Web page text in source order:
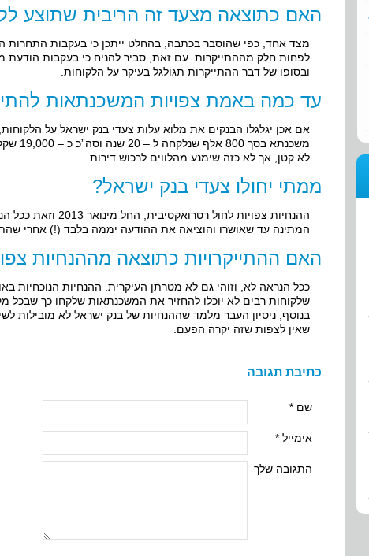
האם כתוצאה מצעד זה הריבית שתוצע
מצד אחד, כפי שהוסבר בכתבה, בהחלט ייתכן כי בעקבות התחרות
לפחות חלק מההתייקרות. עם זאת, סביר להניח כי בעקבות הודעת
ובסופו של דבר ההתייקרות תגולגל בעיקר על הלקוחות.
עד כמה באמת צפויות המשכנתאות
לא קטן, אך לא כזה שימנע מהלווים לרכוש דירות.
ממתי יחולו צעדי בנק ישראל?
ההנחיות צפויות לחול
המתינה עד שאושרו והוציאה את ההודעה יממה בלבד (!) אחרי
האם ההתייקרויות כתוצאה מההנחיות
ככל הנראה לא, וזוהי גם לא מטרתן העיקרית. ההנחיות הנוכחיות
שלקוחות רבים לא יוכלו להחזיר את המשכנתאות שלקחו כך שבכל
בנוסף, ניסיון העבר מלמד שההנחיות של בנק ישראל לא מובילות
שאין לצפות שזה יקרה הפעם.
כתיבת תגובה
שם *
אימייל *
התגובה שלך